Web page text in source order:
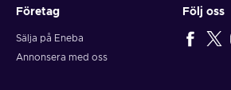
Företag
Sälja på Eneba
Annonsera med oss
Följ oss